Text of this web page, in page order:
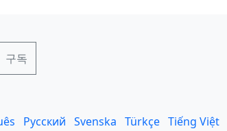
Русский Svenska Türkçe Tiếng Việt